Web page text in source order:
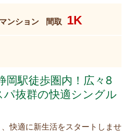
マンション 間取 1K
岡駅徒歩圏内！広々8
抜群の快適シングル
快適に新生活をスタートしませ